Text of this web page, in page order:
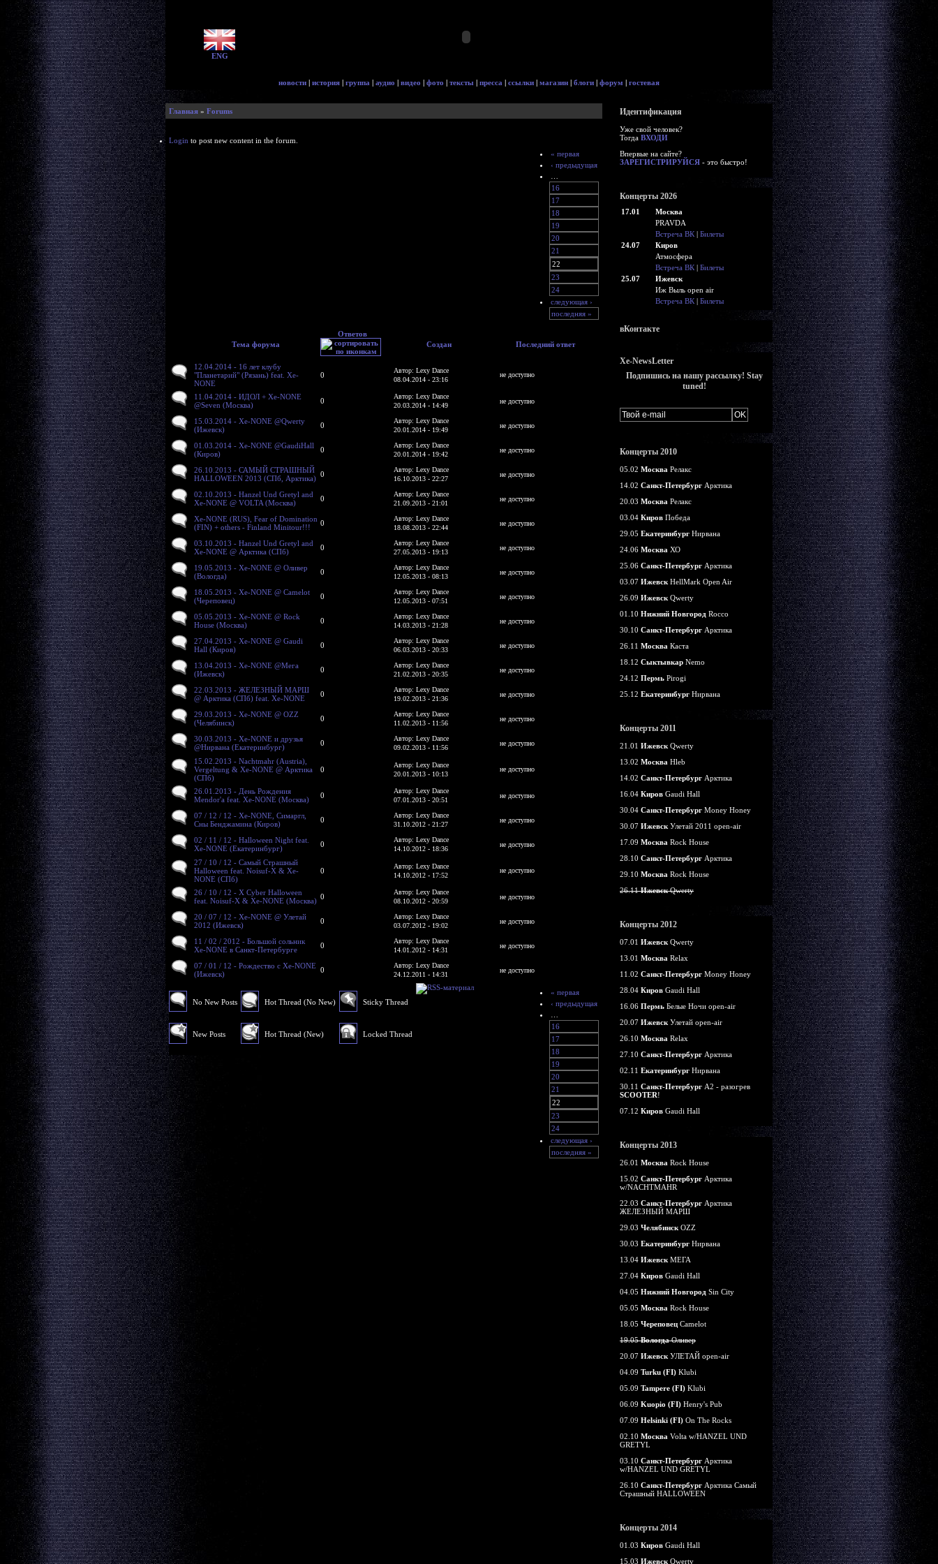
ENG
новости | история | группа | аудио | видео | фото | тексты | пресса | ссылки | магазин | блоги | форум | гостевая
Главная » Forums
Login to post new content in the forum.
« первая
‹ предыдущая
16
17
18
19
20
21
22
23
24
следующая ›
последняя »
Тема форума
Ответов
Создан
Последний ответ
12.04.2014 - 16 лет клубу
"Планетарий" (Рязань) feat. Xe-
NONE
0
Автор: Lexy Dance
08.04.2014 - 23:16
не доступно
11.04.2014 - ИДОЛ + Xe-NONE
@Seven (Москва)
0
Автор: Lexy Dance
20.03.2014 - 14:49
не доступно
15.03.2014 - Xe-NONE @Qwerty
(Ижевск)
0
Автор: Lexy Dance
20.01.2014 - 19:49
не доступно
01.03.2014 - Xe-NONE @GaudiHall
(Киров)
0
Автор: Lexy Dance
20.01.2014 - 19:42
не доступно
26.10.2013 - САМЫЙ СТРАШНЫЙ
HALLOWEEN 2013 (СПб, Арктика) 0
Автор: Lexy Dance
16.10.2013 - 22:27
не доступно
02.10.2013 - Hanzel Und Gretyl and
Xe-NONE @ VOLTA (Москва)
0
Автор: Lexy Dance
21.09.2013 - 21:01
не доступно
Xe-NONE (RUS), Fear of Domination
(FIN) + others - Finland Minitour!!!
0
Автор: Lexy Dance
18.08.2013 - 22:44
не доступно
03.10.2013 - Hanzel Und Gretyl and
Xe-NONE @ Арктика (СПб)
0
Автор: Lexy Dance
27.05.2013 - 19:13
не доступно
19.05.2013 - Xe-NONE @ Оливер
(Вологда)
0
Автор: Lexy Dance
12.05.2013 - 08:13
не доступно
18.05.2013 - Xe-NONE @ Camelot
(Череповец)
0
Автор: Lexy Dance
12.05.2013 - 07:51
не доступно
05.05.2013 - Xe-NONE @ Rock
House (Москва)
0
Автор: Lexy Dance
14.03.2013 - 21:28
не доступно
27.04.2013 - Xe-NONE @ Gaudi
Hall (Киров)
0
Автор: Lexy Dance
06.03.2013 - 20:33
не доступно
13.04.2013 - Xe-NONE @Мега
(Ижевск)
0
Автор: Lexy Dance
21.02.2013 - 20:35
не доступно
22.03.2013 - ЖЕЛЕЗНЫЙ МАРШ
@ Арктика (СПб) feat. Xe-NONE
0
Автор: Lexy Dance
19.02.2013 - 21:36
не доступно
29.03.2013 - Xe-NONE @ OZZ
(Челябинск)
0
Автор: Lexy Dance
11.02.2013 - 11:56
не доступно
30.03.2013 - Xe-NONE и друзья
@Нирвана (Екатеринбург)
0
Автор: Lexy Dance
09.02.2013 - 11:56
не доступно
15.02.2013 - Nachtmahr (Austria),
Vergeltung & Xe-NONE @ Арктика
(СПб)
0
Автор: Lexy Dance
20.01.2013 - 10:13
не доступно
26.01.2013 - День Рождения
Mendor'a feat. Xe-NONE (Москва)
0
Автор: Lexy Dance
07.01.2013 - 20:51
не доступно
07 / 12 / 12 - Xe-NONE, Симаргл,
Сны Бенджамина (Киров)
0
Автор: Lexy Dance
31.10.2012 - 21:27
не доступно
02 / 11 / 12 - Halloween Night feat.
Xe-NONE (Екатеринбург)
0
Автор: Lexy Dance
14.10.2012 - 18:36
не доступно
27 / 10 / 12 - Самый Страшный
Halloween feat. Noisuf-X & Xe-
NONE (СПб)
0
Автор: Lexy Dance
14.10.2012 - 17:52
не доступно
26 / 10 / 12 - X Cyber Halloween
feat. Noisuf-X & Xe-NONE (Москва) 0
Автор: Lexy Dance
08.10.2012 - 20:59
не доступно
20 / 07 / 12 - Xe-NONE @ Улетай
2012 (Ижевск)
0
Автор: Lexy Dance
03.07.2012 - 19:02
не доступно
11 / 02 / 2012 - Большой сольник
Xe-NONE в Санкт-Петербурге
0
Автор: Lexy Dance
14.01.2012 - 14:31
не доступно
07 / 01 / 12 - Рождество с Xe-NONE
(Ижевск)
0
Автор: Lexy Dance
24.12.2011 - 14:31
не доступно
No New Posts
New Posts
Hot Thread (No New)
Hot Thread (New)
Sticky Thread
Locked Thread
« первая
‹ предыдущая
16
17
18
19
20
21
22
23
24
следующая ›
последняя »
Идентификация
Уже свой человек?
Тогда ВХОДИ
Впервые на сайте?
ЗАРЕГИСТРИРУЙСЯ - это быстро!
Концерты 2026
17.01
Москва
PRAVDA
Встреча ВК | Билеты
24.07
Киров
Атмосфера
Встреча ВК | Билеты
25.07
Ижевск
Иж Выль open air
Встреча ВК | Билеты
вКонтакте
Xe-NewsLetter
Подпишись на нашу рассылку! Stay
tuned!
Концерты 2010
05.02 Москва Релакс
14.02 Санкт-Петербург Арктика
20.03 Москва Релакс
03.04 Киров Победа
29.05 Екатеринбург Нирвана
24.06 Москва ХО
25.06 Санкт-Петербург Арктика
03.07 Ижевск HellMark Open Air
26.09 Ижевск Qwerty
01.10 Нижний Новгород Rocco
30.10 Санкт-Петербург Арктика
26.11 Москва Каста
18.12 Сыктывкар Nemo
24.12 Пермь Pirogi
25.12 Екатеринбург Нирвана
Концерты 2011
21.01 Ижевск Qwerty
13.02 Москва Hleb
14.02 Санкт-Петербург Арктика
16.04 Киров Gaudi Hall
30.04 Санкт-Петербург Money Honey
30.07 Ижевск Улетай 2011 open-air
17.09 Москва Rock House
28.10 Санкт-Петербург Арктика
29.10 Москва Rock House
26.11ИжевскQwerty
Концерты 2012
07.01 Ижевск Qwerty
13.01 Москва Relax
11.02 Санкт-Петербург Money Honey
28.04 Киров Gaudi Hall
16.06 Пермь Белые Ночи open-air
20.07 Ижевск Улетай open-air
26.10 Москва Relax
27.10 Санкт-Петербург Арктика
02.11 Екатеринбург Нирвана
30.11 Санкт-Петербург А2 - разогрев
SCOOTER!
07.12 Киров Gaudi Hall
Концерты 2013
26.01 Москва Rock House
15.02 Санкт-Петербург Арктика
w/NACHTMAHR
22.03 Санкт-Петербург Арктика
ЖЕЛЕЗНЫЙ МАРШ
29.03 Челябинск OZZ
30.03 Екатеринбург Нирвана
13.04 Ижевск МЕГА
27.04 Киров Gaudi Hall
04.05 Нижний Новгород Sin City
05.05 Москва Rock House
18.05 Череповец Camelot
19.05ВологдаОливер
20.07 Ижевск УЛЕТАЙ open-air
04.09 Turku (FI) Klubi
05.09 Tampere (FI) Klubi
06.09 Kuopio (FI) Henry's Pub
07.09 Helsinki (FI) On The Rocks
02.10 Москва Volta w/HANZEL UND
GRETYL
03.10 Санкт-Петербург Арктика
w/HANZEL UND GRETYL
26.10 Санкт-Петербург Арктика Самый
Страшный HALLOWEEN
Концерты 2014
01.03 Киров Gaudi Hall
15.03 Ижевск Qwerty